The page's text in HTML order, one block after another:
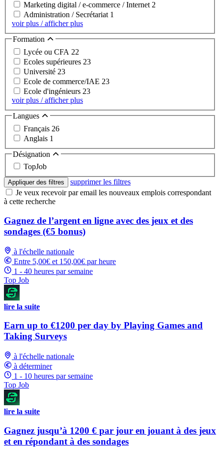
Marketing digital / e-commerce / Internet2
Administration / Secrétariat 1
voir plus / afficher plus
Formation
Lycée ou CFA 22
Ecoles supérieures 23
Université 23
Ecole de commerce/IAE 23
Ecole d'ingénieurs 23
voir plus / afficher plus
Langues
Français 26
Anglais 1
Désignation
TopJob
Appliquer des filtres
supprimer les filtres
Je veux recevoir par email les nouveaux emplois correspondant
à cette recherche
Gagnez de l’argent en ligne avec des jeux et des
sondages (€5 bonus)
à l'échelle nationale
Entre 5,00€ et 150,00€ par heure
1 - 40 heures par semaine
Top Job
lire la suite
Earn up to €1200 per day by Playing Games and
Taking Surveys
à l'échelle nationale
à déterminer
1 - 10 heures par semaine
Top Job
lire la suite
Gagnez jusqu’à 1200 € par jour en jouant à des jeux
et en répondant à des sondages